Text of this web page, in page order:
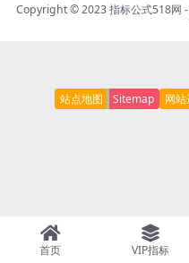
Copyright © 2023指标公式518网
首页 VIP指标
站点地图 Sitemap 网